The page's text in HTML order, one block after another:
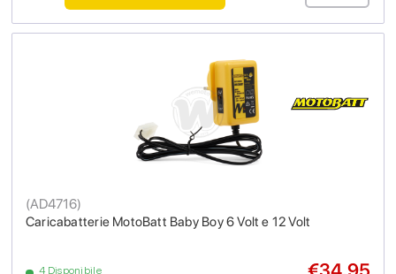
Caricabatterie MotoBatt Baby Boy 6 Volt e 12 Volt
(AD4716)
4 Disponibile